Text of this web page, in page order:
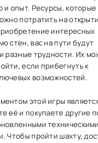
и опыт. Ресурсы,
потратить на
интересных
стен, вас на пути будут
разные трудности. Их
если прибегнуть к
возможностей.
этой игры
её и покупаете другие
техническими
Чтобы пройти шахту,